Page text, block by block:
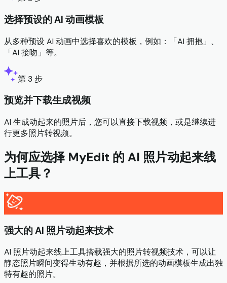
选择预设的 AI 动画模板
从多种预设 AI 动画中选择喜欢的模板，例如：「AI 拥抱」、
「AI 接吻」等。
第 3 步
预览并下载生成视频
AI 生成动起来的照片后，您可以直接下载视频，或是继续进
行更多照片转视频。
为何应选择 MyEdit 的 AI 照片动起来线
上工具？
强大的 AI 照片动起来技术
AI 照片动起来线上工具搭载强大的照片转视频技术，可以让
静态照片瞬间变得生动有趣，并根据所选的动画模板生成出独
特有趣的照片。